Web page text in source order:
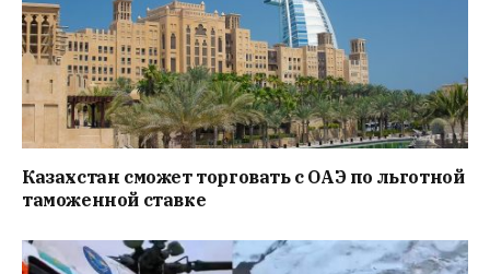
Казахстан сможет торговать с ОАЭ по льготной
таможенной ставке